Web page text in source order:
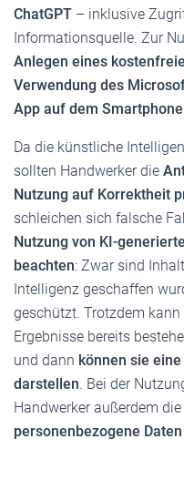
ChatGPT – inklusive
Informationsquelle. Zur
Anlegen eines
Verwendung des
App auf dem Smartphone
Da die künstliche
sollten Handwerker die
Nutzung auf Korrektheit
schleichen sich falsche
Nutzung von KI-
beachten: Zwar sind
Intelligenz geschaffen
geschützt. Trotzdem
Ergebnisse bereits
und dann können sie
darstellen. Bei der
Handwerker außerdem die
personenbezogene